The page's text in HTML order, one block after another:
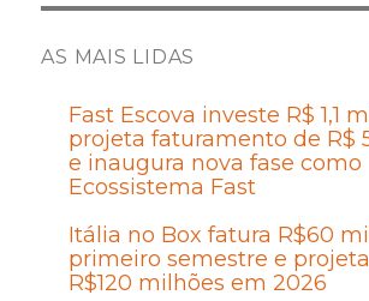
AS MAIS LIDAS
Fast Escova investe R$ 1,1
projeta faturamento de R$
e inaugura nova fase como
Ecossistema Fast
Itália no Box fatura R$60
primeiro semestre e
R$120 milhões em 2026